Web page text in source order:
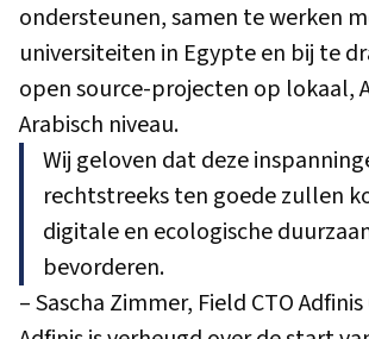
ondersteunen, samen te werken
universiteiten in Egypte en bij te
open source-projecten op lokaal,
Arabisch niveau.
Wij geloven dat deze
rechtstreeks ten goede zullen
digitale en ecologische
bevorderen.
– Sascha Zimmer, Field CTO